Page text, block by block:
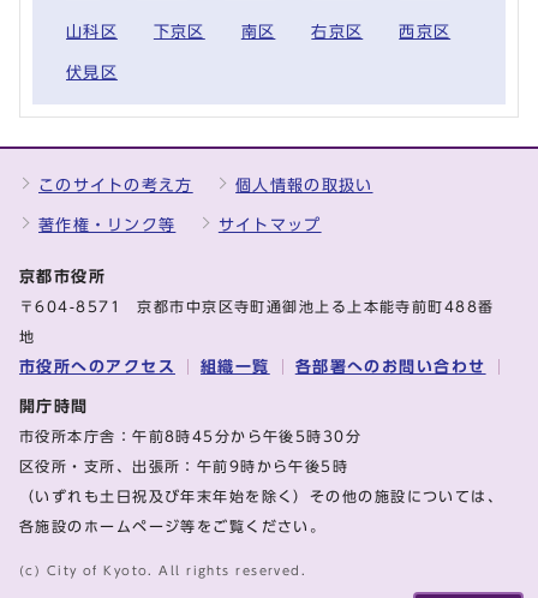
山科区 下京区 南区 右京区 西京区
伏見区
このサイトの考え方 個人情報の取扱い
著作権・リンク等 サイトマップ
京都市役所
〒604-8571 京都市中京区寺町通御池上る上本能寺前町488番
地
市役所へのアクセス 組織一覧 各部署へのお問い合わせ
開庁時間
市役所本庁舎：午前8時45分から午後5時30分
区役所・支所、出張所：午前9時から午後5時
（いずれも土日祝及び年末年始を除く）その他の施設については、
各施設のホームページ等をご覧ください。
(c) City of Kyoto. All rights reserved.